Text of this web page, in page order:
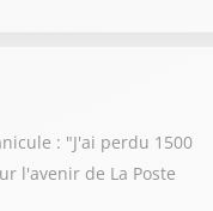
: "J'ai perdu 1500
l'avenir de La Poste